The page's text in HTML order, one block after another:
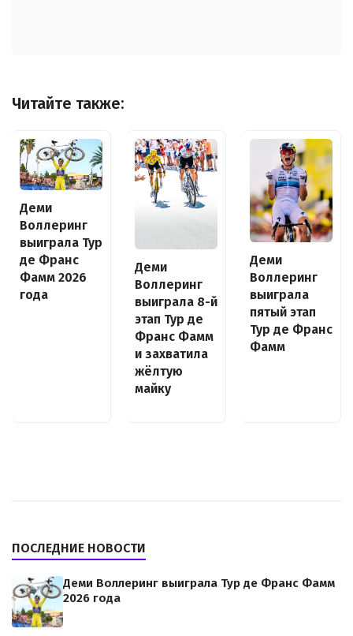
Читайте также:
Деми
Воллеринг
выиграла Тур
де Франс
Фамм 2026
года
Деми
Воллеринг
выиграла 8-й
этап Тур де
Франс Фамм
и захватила
жёлтую
майку
Деми
Воллеринг
выиграла
пятый этап
Тур де Франс
Фамм
ПОСЛЕДНИЕ НОВОСТИ
Деми Воллеринг выиграла Тур де Франс Фамм
2026 года